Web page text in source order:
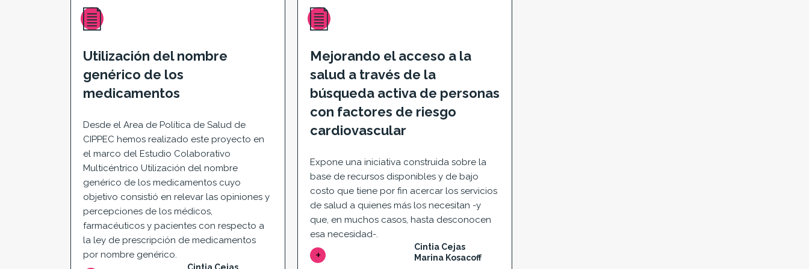
Utilización del nombre
genérico de los
medicamentos
Desde el Area de Política de Salud de
CIPPEC hemos realizado este proyecto en
el marco del Estudio Colaborativo
Multicéntrico Utilización del nombre
genérico de los medicamentos cuyo
objetivo consistió en relevar las opiniones y
percepciones de los médicos,
farmacéuticos y pacientes con respecto a
la ley de prescripción de medicamentos
por nombre genérico.
Mejorando el acceso a la
salud a través de la
búsqueda activa de personas
con factores de riesgo
cardiovascular
Expone una iniciativa construida sobre la
base de recursos disponibles y de bajo
costo que tiene por fin acercar los servicios
de salud a quienes más los necesitan -y
que, en muchos casos, hasta desconocen
esa necesidad-.
Cintia Cejas
Marina Kosacoff